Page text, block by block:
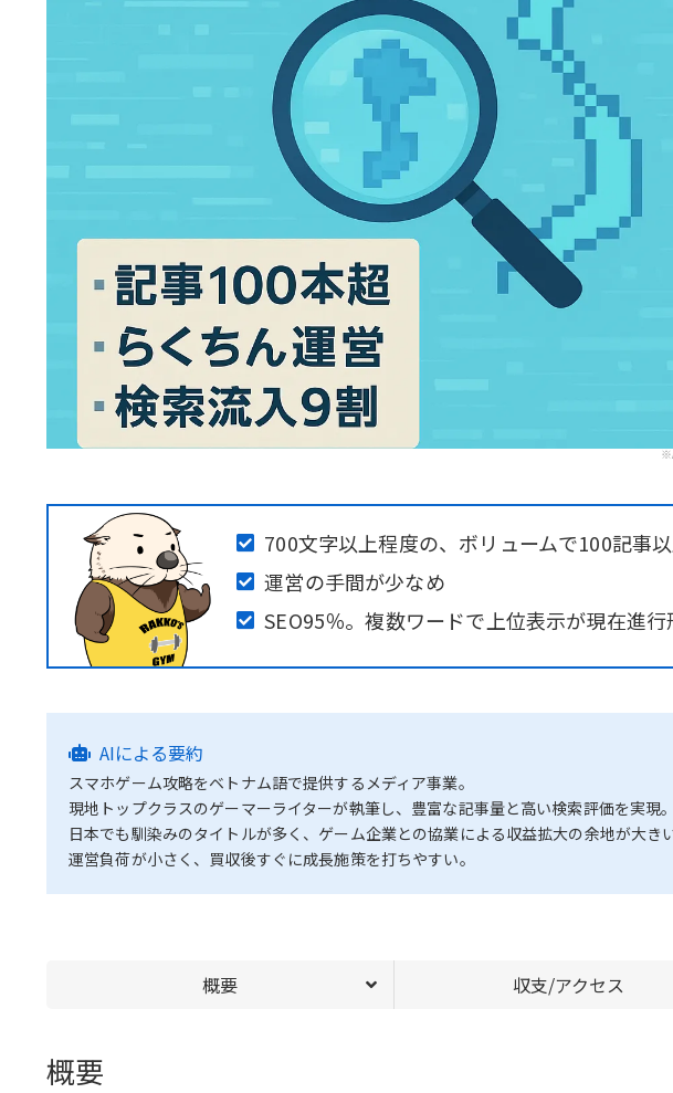
700文字以上程度の、ボリュームで100記事
運営の手間が少なめ
SEO95％。複数ワードで上位表示が現在進行
AIによる要約
スマホゲーム攻略をベトナム語で提供するメディア事業。
現地トップクラスのゲーマーライターが執筆し、豊富な記事量と高い検索評価を実現。
日本でも馴染みのタイトルが多く、ゲーム企業との協業による収益拡大の余地が大きい
運営負荷が小さく、買収後すぐに成長施策を打ちやすい。
概要 収支/アクセス
概要